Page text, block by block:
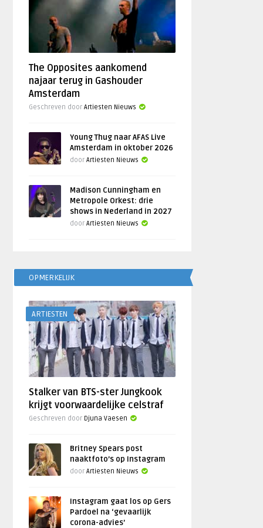
The Opposites aankomend
najaar terug in Gashouder
Amsterdam
Geschreven doorArtiesten Nieuws
Young Thug naar AFAS Live
Amsterdam in oktober 2026
doorArtiesten Nieuws
Madison Cunningham en
Metropole Orkest: drie
shows in Nederland in 2027
doorArtiesten Nieuws
OPMERKELIJK
ARTIESTEN
Stalker van BTS-ster Jungkook
krijgt voorwaardelijke celstraf
Geschreven door Djuna Vaesen
Britney Spears post
naaktfoto’s op Instagram
doorArtiesten Nieuws
Instagram gaat los op Gers
Pardoel na ‘gevaarlijk
corona-advies’